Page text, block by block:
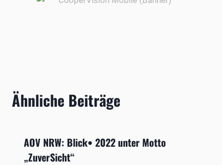
Ähnliche Beiträge
AOV NRW: Blick• 2022 unter Motto
„ZuverSicht“